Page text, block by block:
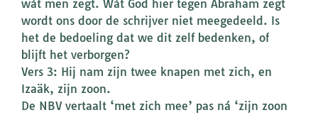
wát men zegt. Wát God hier tegen Abraham zegt
wordt ons door de schrijver niet meegedeeld. Is
het de bedoeling dat we dit zelf bedenken, of
blijft het verborgen?
Vers 3: Hij nam zijn twee knapen met zich, en
Izaäk, zijn zoon.
De NBV vertaalt ‘met zich mee’ pas ná ‘zijn zoon